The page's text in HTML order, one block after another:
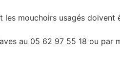
mouchoirs usagés doivent
au 05 62 97 55 18 ou par